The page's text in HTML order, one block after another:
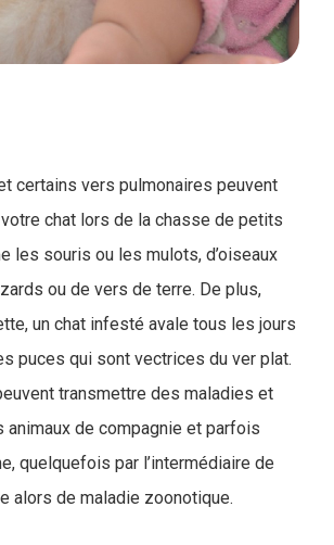
certains vers pulmonaires peuvent
chat lors de la chasse de petits
les souris ou les mulots, d’oiseaux
ou de vers de terre. De plus,
un chat infesté avale tous les jours
puces qui sont vectrices du ver plat.
transmettre des maladies et
animaux de compagnie et parfois
quelquefois par l’intermédiaire de
alors de maladie zoonotique.